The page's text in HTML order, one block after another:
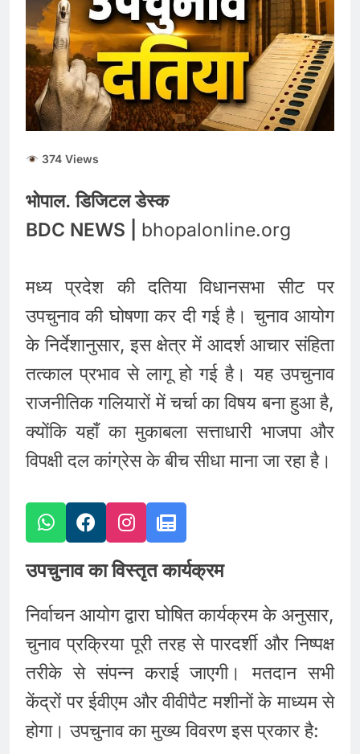
मंत्री से जवाब की मांग
RBI Monetary Policy :
रेपो रेट 5.25% पर स्थिर,
होम-कार लोन लेने वालों को
नहीं मिली राहत
August 5, 2026
5 अगस्त 2026 पंचांग,
राशिफल और मूलांक 1 से 9
तक का संपूर्ण भविष्यफल
August 5, 2026
374 Views
भोपाल. डिजिटल डेस्क
BDC NEWS | bhopalonline.org
मध्य प्रदेश की दतिया विधानसभा सीट पर
उपचुनाव की घोषणा कर दी गई है। चुनाव आयोग
के निर्देशानुसार, इस क्षेत्र में आदर्श आचार संहिता
तत्काल प्रभाव से लागू हो गई है। यह उपचुनाव
राजनीतिक गलियारों में चर्चा का विषय बना हुआ है,
क्योंकि यहाँ का मुकाबला सत्ताधारी भाजपा और
विपक्षी दल कांग्रेस के बीच सीधा माना जा रहा है।
उपचुनाव का विस्तृत कार्यक्रम
निर्वाचन आयोग द्वारा घोषित कार्यक्रम के अनुसार,
चुनाव प्रक्रिया पूरी तरह से पारदर्शी और निष्पक्ष
तरीके से संपन्न कराई जाएगी। मतदान सभी
केंद्रों पर ईवीएम और वीवीपैट मशीनों के माध्यम से
होगा। उपचुनाव का मुख्य विवरण इस प्रकार है: